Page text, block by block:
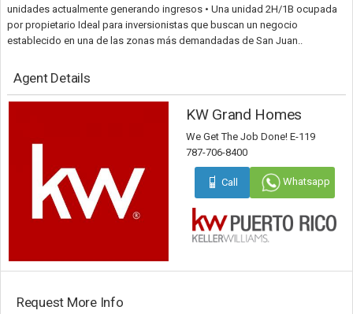
unidades actualmente generando ingresos • Una unidad 2H/1B ocupada
por propietario Ideal para inversionistas que buscan un negocio
establecido en una de las zonas más demandadas de San Juan..
Agent Details
KW Grand Homes
We Get The Job Done! E-119
787-706-8400
Call Whatsapp
Request More Info